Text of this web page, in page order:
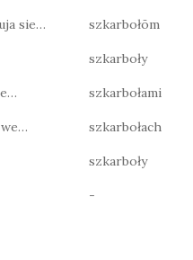
sie… szkarbołōm
szkarboły
szkarbołami
we… szkarbołach
szkarboły
-